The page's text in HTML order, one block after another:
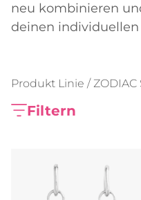
neu kombinieren
deinen individuellen
Produkt Linie / ZODIAC
Filtern